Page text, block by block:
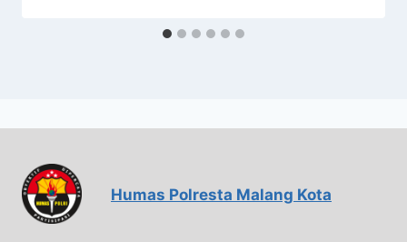
Humas Polresta Malang Kota